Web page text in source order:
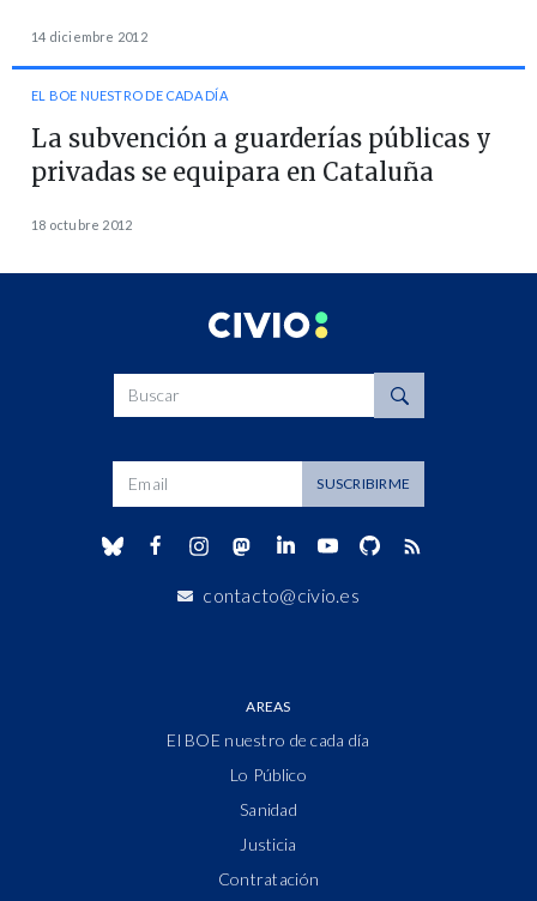
14 diciembre 2012
EL BOE NUESTRO DE CADA DÍA
La subvención a guarderías públicas y
privadas se equipara en Cataluña
18 octubre 2012
Buscar
Dirección de correo SUSCRIBIRME
contacto@civio.es
AREAS
El BOE nuestro de cada día
Lo Público
Sanidad
Justicia
Contratación